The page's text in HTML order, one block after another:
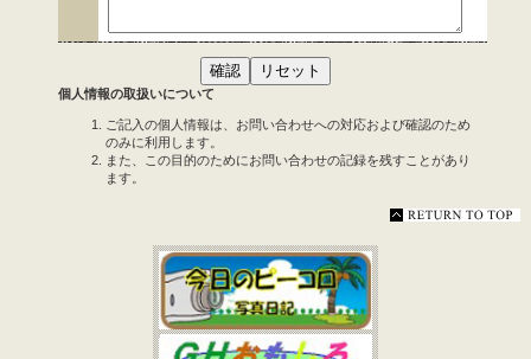
個人情報の取扱いについて
ご記入の個人情報は、お問い合わせへの対応および確認のため
のみに利用します。
また、この目的のためにお問い合わせの記録を残すことがあり
ます。